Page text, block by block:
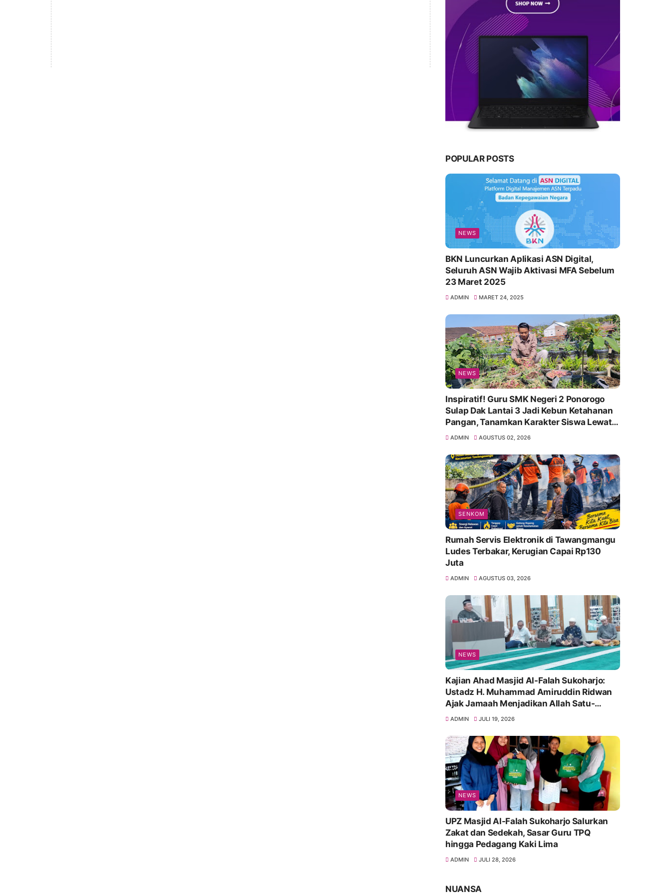
POPULAR POSTS
NEWS
BKN Luncurkan Aplikasi ASN Digital,
Seluruh ASN Wajib Aktivasi MFA Sebelum
23 Maret 2025
ADMIN MARET 24, 2025
NEWS
Inspiratif! Guru SMK Negeri 2 Ponorogo
Sulap Dak Lantai 3 Jadi Kebun Ketahanan
Pangan, Tanamkan Karakter Siswa Lewat
Aksi Nyata
ADMIN AGUSTUS 02, 2026
SENKOM
Rumah Servis Elektronik di Tawangmangu
Ludes Terbakar, Kerugian Capai Rp130
Juta
ADMIN AGUSTUS 03, 2026
NEWS
Kajian Ahad Masjid Al-Falah Sukoharjo:
Ustadz H. Muhammad Amiruddin Ridwan
Ajak Jamaah Menjadikan Allah Satu-
Satunya Tempat Bergantung
ADMIN JULI 19, 2026
NEWS
UPZ Masjid Al-Falah Sukoharjo Salurkan
Zakat dan Sedekah, Sasar Guru TPQ
hingga Pedagang Kaki Lima
ADMIN JULI 28, 2026
NUANSA